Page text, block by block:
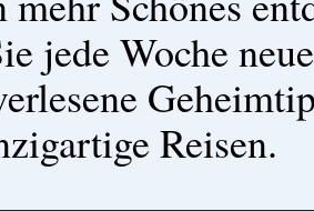
jede Woche
Reisen.